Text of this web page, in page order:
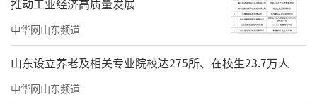
著的98.7万字中西医结合专著《中医内科辨证
学》，由人民卫生出版社出版发行，在海内外
引起巨大反响，成为当时全国指导中西医结合
临床和教科研的第一部扛鼎之作，填补了我国
中华网山东频道
山东设立养老及相关专业院校达275所、在校生23.7万人
中华网山东频道